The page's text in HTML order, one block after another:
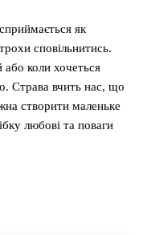
як
сповільнитись.
або коли хочеться
Страва вчить нас, що
створити маленьке
любові та поваги